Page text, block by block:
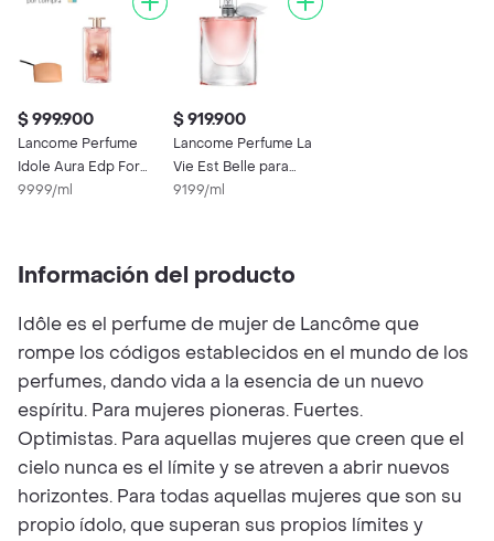
$ 999.900
Lancome Perfume
Idole Aura Edp For
Women
9999/ml
$ 919.900
Lancome Perfume La
Vie Est Belle para
Mujer
9199/ml
Información del producto
Idôle es el perfume de mujer de Lancôme que
rompe los códigos establecidos en el mundo de los
perfumes, dando vida a la esencia de un nuevo
espíritu. Para mujeres pioneras. Fuertes.
Optimistas. Para aquellas mujeres que creen que el
cielo nunca es el límite y se atreven a abrir nuevos
horizontes. Para todas aquellas mujeres que son su
propio ídolo, que superan sus propios límites y